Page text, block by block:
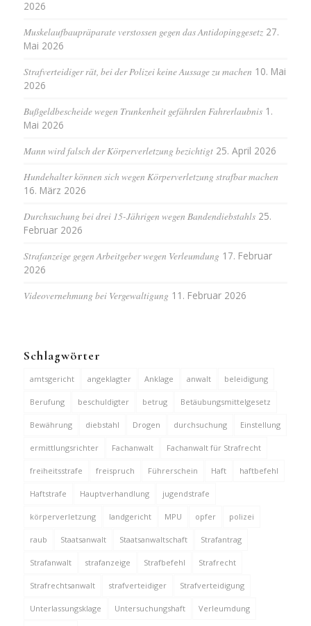
2026
Muskelaufbaupräparate verstossen gegen das Antidopinggesetz 27.
Mai 2026
Strafverteidiger rät, bei der Polizei keine Aussage zu machen 10. Mai
2026
Bußgeldbescheide wegen Trunkenheit gefährden Fahrerlaubnis 1.
Mai 2026
Mann wird falsch der Körperverletzung bezichtigt 25. April 2026
Hundehalter können sich wegen Körperverletzung strafbar machen
16. März 2026
Durchsuchung bei drei 15-Jährigen wegen Bandendiebstahls 25.
Februar 2026
Strafanzeige gegen Arbeitgeber wegen Verleumdung 17. Februar
2026
Videovernehmung bei Vergewaltigung 11. Februar 2026
Schlagwörter
amtsgericht angeklagter Anklage anwalt beleidigung
Berufung beschuldigter betrug Betäubungsmittelgesetz
Bewährung diebstahl Drogen durchsuchung Einstellung
ermittlungsrichter Fachanwalt Fachanwalt für Strafrecht
freiheitsstrafe freispruch Führerschein Haft haftbefehl
Haftstrafe Hauptverhandlung jugendstrafe
körperverletzung landgericht MPU opfer polizei
raub Staatsanwalt Staatsanwaltschaft Strafantrag
Strafanwalt strafanzeige Strafbefehl Strafrecht
Strafrechtsanwalt strafverteidiger Strafverteidigung
Unterlassungsklage Untersuchungshaft Verleumdung